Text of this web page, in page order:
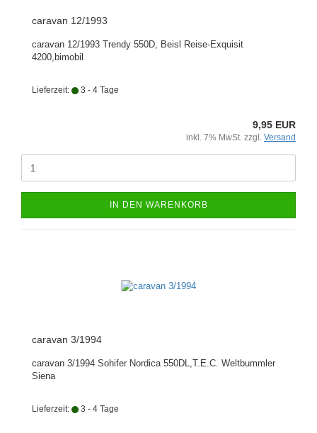
caravan 12/1993
caravan 12/1993 Trendy 550D, Beisl Reise-Exquisit
4200,bimobil
Lieferzeit: 3 - 4 Tage
9,95 EUR
inkl. 7% MwSt. zzgl. Versand
IN DEN WARENKORB
caravan 3/1994
caravan 3/1994 Sohifer Nordica 550DL,T.E.C. Weltbummler
Siena
Lieferzeit: 3 - 4 Tage